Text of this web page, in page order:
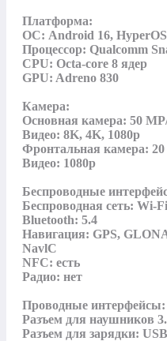
Платформа:
ОС: Android 16,
Процессор: Qualcomm
CPU: Octa-core 8 ядер
GPU: Adreno 830
Камера:
Основная камера: 50
Видео: 8K, 4K, 1080p
Фронтальная камера:
Видео: 1080p
Беспроводные
Беспроводная сеть: Wi-
Bluetooth: 5.4
Навигация: GPS,
NavlC
NFC: есть
Радио: нет
Проводные интерфейсы:
Разъем для наушников
Разъем для зарядки: